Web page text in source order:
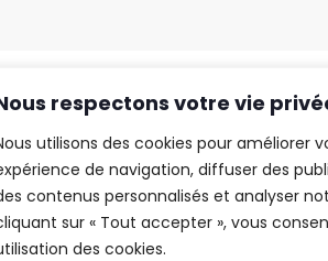
respectons votre vie
utilisons des cookies pour améliorer
de navigation, diffuser des
contenus personnalisés et analyser
sur « Tout accepter », vous
des cookies.
© Logia
Tous
👋